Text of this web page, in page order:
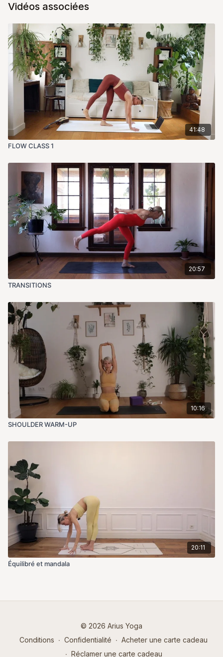
Vidéos associées
41:48
FLOW CLASS 1
20:57
TRANSITIONS
10:16
SHOULDER WARM-UP
20:11
Équilibré et mandala
© 2026 Arius Yoga
Conditions ∙ Confidentialité ∙ Acheter une carte cadeau
∙ Réclamer une carte cadeau